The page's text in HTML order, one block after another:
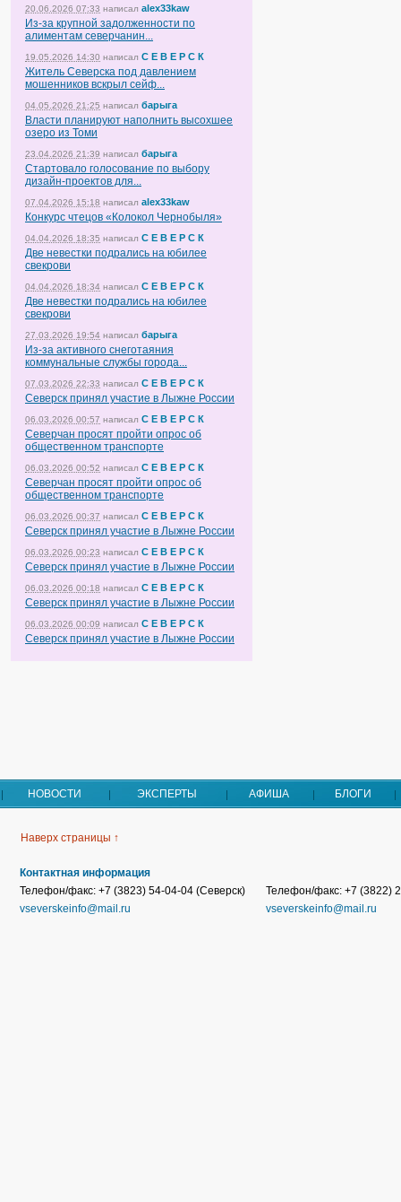
20.06.2026 07:33 написал alex33kaw
Из-за крупной задолженности по
алиментам северчанин...
19.05.2026 14:30 написал С Е В Е Р С К
Житель Северска под давлением
мошенников вскрыл сейф...
04.05.2026 21:25 написал барыга
Власти планируют наполнить высохшее
озеро из Томи
23.04.2026 21:39 написал барыга
Стартовало голосование по выбору
дизайн-проектов для...
07.04.2026 15:18 написал alex33kaw
Конкурс чтецов «Колокол Чернобыля»
04.04.2026 18:35 написал С Е В Е Р С К
Две невестки подрались на юбилее
свекрови
04.04.2026 18:34 написал С Е В Е Р С К
Две невестки подрались на юбилее
свекрови
27.03.2026 19:54 написал барыга
Из-за активного снеготаяния
коммунальные службы города...
07.03.2026 22:33 написал С Е В Е Р С К
Северск принял участие в Лыжне России
06.03.2026 00:57 написал С Е В Е Р С К
Северчан просят пройти опрос об
общественном транспорте
06.03.2026 00:52 написал С Е В Е Р С К
Северчан просят пройти опрос об
общественном транспорте
06.03.2026 00:37 написал С Е В Е Р С К
Северск принял участие в Лыжне России
06.03.2026 00:23 написал С Е В Е Р С К
Северск принял участие в Лыжне России
06.03.2026 00:18 написал С Е В Е Р С К
Северск принял участие в Лыжне России
06.03.2026 00:09 написал С Е В Е Р С К
Северск принял участие в Лыжне России
НОВОСТИ ЭКСПЕРТЫ АФИША БЛОГИ
Наверх страницы ↑
Контактная информация
Телефон/факс: +7 (3823) 54-04-04 (Северск)
vseverskeinfo@mail.ru
Телефон/факс: +7 (3822)
vseverskeinfo@mail.ru